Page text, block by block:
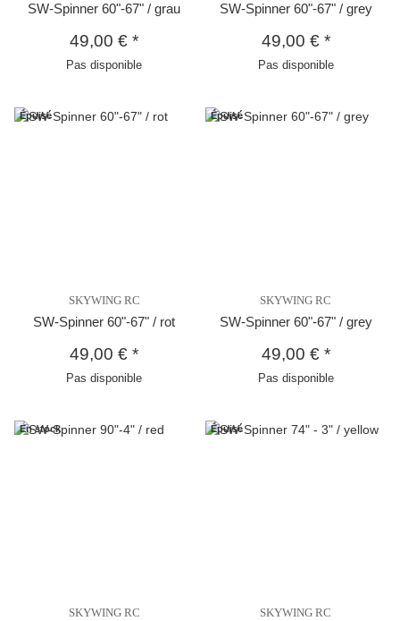
SW-Spinner 60"-67" / grau
49,00 €*
Pas disponible
SW-Spinner 60"-67" / grey
49,00 € *
Pas disponible
Épuisé
SKYWING RC
SW-Spinner 60"-67" / rot
49,00 €*
Pas disponible
Épuisé
SKYWING RC
SW-Spinner 60"-67" / grey
49,00 € *
Pas disponible
En stock
SKYWING RC
Épuisé
SKYWING RC